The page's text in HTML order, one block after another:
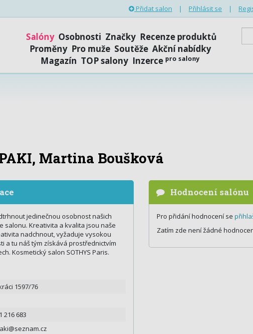
Přidat salon | Přihlásit se |
Salóny Osobnosti Značky Recenze produktů
Proměny Pro muže Soutěže Akční nabídky
Magazín TOP salony Inzerce pro salony
Martina Boušková
jedinečnou osobnost našich
salonu. Kreativita a kvalita jsou naše
nadchnout, vyžaduje vysokou
a tu náš tým získává prostřednictvím
Kosmetický salon SOTHYS Paris.
1597/76
216 683
Hodnocení salónu
Pro přidání hodnocení se
Zatím zde není žádné